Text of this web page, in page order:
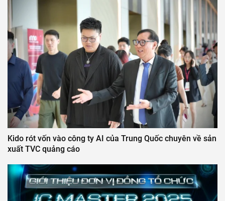
Kido rót vốn vào công ty AI của Trung Quốc chuyên về sản
xuất TVC quảng cáo